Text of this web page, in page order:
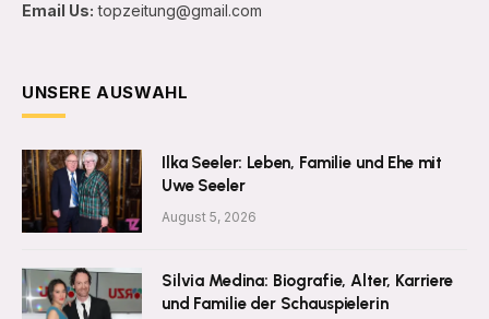
Email Us: topzeitung@gmail.com
UNSERE AUSWAHL
Ilka Seeler: Leben, Familie und Ehe mit
Uwe Seeler
August 5, 2026
Silvia Medina: Biografie, Alter, Karriere
und Familie der Schauspielerin